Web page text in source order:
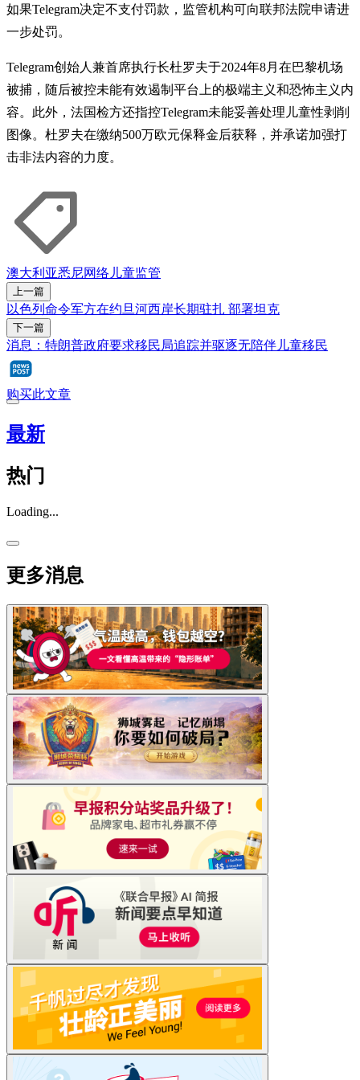
如果Telegram决定不支付罚款，监管机构可向联邦法院申请进
一步处罚。
Telegram创始人兼首席执行长杜罗夫于2024年8月在巴黎机场
被捕，随后被控未能有效遏制平台上的极端主义和恐怖主义内
容。此外，法国检方还指控Telegram未能妥善处理儿童性剥削
图像。杜罗夫在缴纳500万欧元保释金后获释，并承诺加强打
击非法内容的力度。
澳大利亚悉尼网络儿童监管
上一篇
以色列命令军方在约旦河西岸长期驻扎 部署坦克
下一篇
消息：特朗普政府要求移民局追踪并驱逐无陪伴儿童移民
购买此文章
最新
热门
Loading...
更多消息